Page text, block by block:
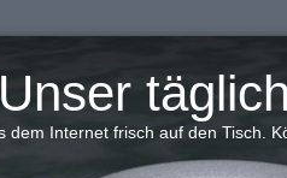
Unser
dem Internet frisch auf den Tisch.